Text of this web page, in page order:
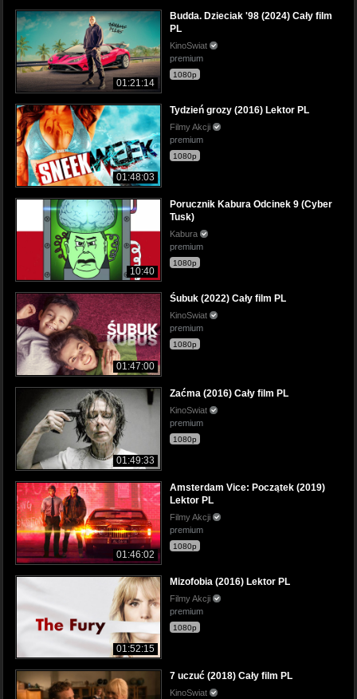
01:21:14
Budda. Dzieciak '98 (2024) Cały film
PL
KinoSwiat
premium
1080p
01:48:03
Tydzień grozy (2016) Lektor PL
Filmy Akcji
premium
1080p
10:40
Porucznik Kabura Odcinek 9 (Cyber
Tusk)
Kabura
premium
1080p
01:47:00
Śubuk (2022) Cały film PL
KinoSwiat
premium
1080p
01:49:33
Zaćma (2016) Cały film PL
KinoSwiat
premium
1080p
01:46:02
Amsterdam Vice: Początek (2019)
Lektor PL
Filmy Akcji
premium
1080p
01:52:15
Mizofobia (2016) Lektor PL
Filmy Akcji
premium
1080p
7 uczuć (2018) Cały film PL
KinoSwiat